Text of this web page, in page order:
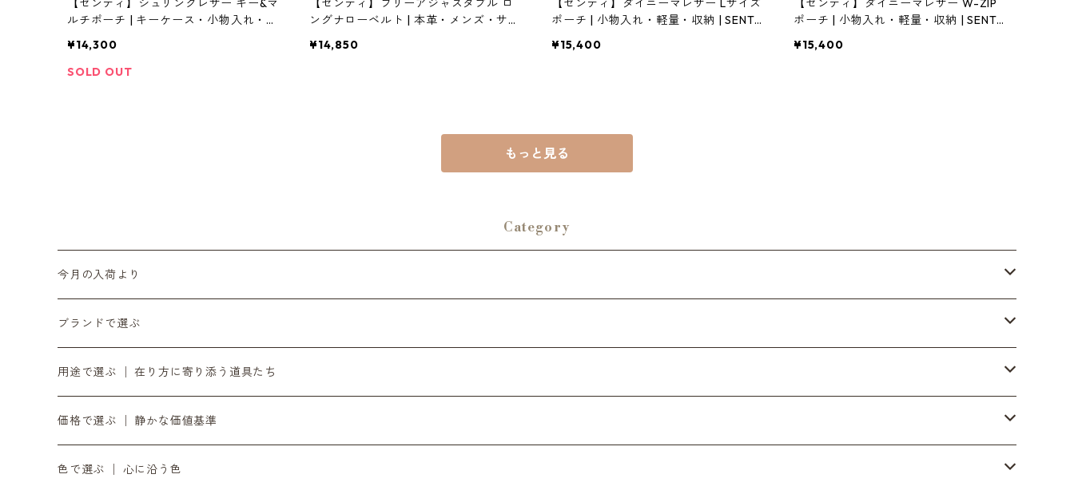
【センティ】シュリンクレザー キー&マ
ルチポーチ | キーケース・小物入れ・本
¥14,300
SOLD OUT
【センティ】フリーアジャスタブル ロ
ングナローベルト | 本革・メンズ・サイ
¥14,850
【センティ】ダイニーマレザー Lサイズ
ポーチ | 小物入れ・軽量・収納 | SENTI |
¥15,400
【センティ】ダイニーマレザー W-ZIP
ポーチ | 小物入れ・軽量・収納 | SENTI |
¥15,400
もっと見る
Category
今月の入荷より
6月の入荷便り
7月の入荷便り
8月の入荷便り
10月の入荷便り
ブランドで選ぶ
INASENA SOUNDS │ イナセナサウンズ
to UTAU │ うたうへ
OZOPS │ オズオプス
用途で選ぶ │ 在り方に寄り添う道具たち
持ち歩く道具 │ バッグ・財布・ポーチ・スマホストラップ
軸をととのえる │ 時計・ベルト
価格で選ぶ │ 静かな価値基準
気負わず選ぶ │ 〜¥9,999
色で選ぶ │ 心に沿う色